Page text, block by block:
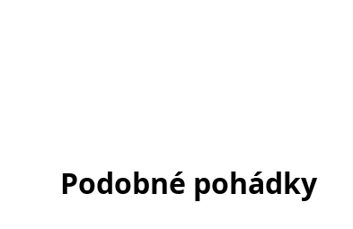
Podobné pohádky